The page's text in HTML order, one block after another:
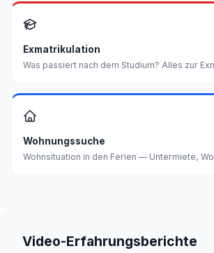
Exmatrikulation
Was passiert nach dem Studium? Alles zur
Wohnungssuche
Wohnsituation in den Ferien — Untermiete,
Video-Erfahrungsberichte